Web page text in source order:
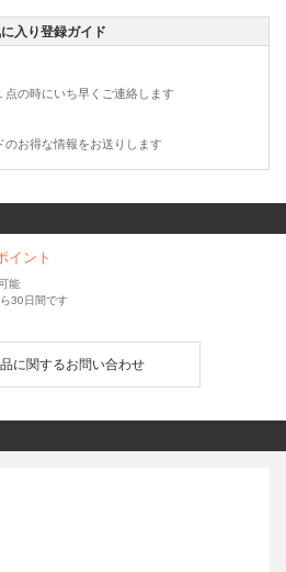
入り登録ガイド
の時にいち早くご連絡します
お得な情報をお送りします
イント
能
30日間です
に関するお問い合わせ